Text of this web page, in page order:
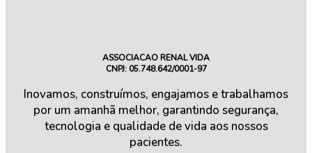
ASSOCIACAO RENAL VIDA
CNPJ: 05.748.642/0001-97
Inovamos, construímos, engajamos e trabalhamos
por um amanhã melhor, garantindo segurança,
tecnologia e qualidade de vida aos nossos
pacientes.